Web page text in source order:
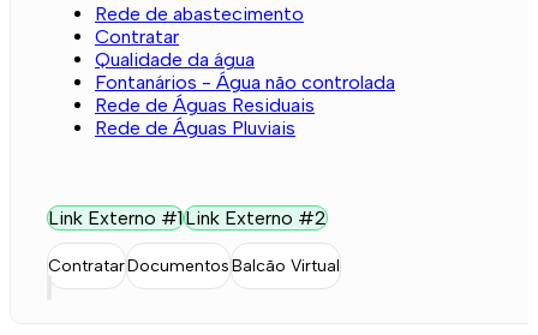
Rede de abastecimento
Contratar
Qualidade da água
Fontanários - Água não controlada
Rede de Águas Residuais
Rede de Águas Pluviais
Link Externo #1Link Externo #2
ContratarDocumentosBalcão Virtual